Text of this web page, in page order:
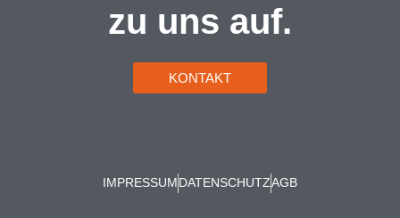
zu uns auf.
KONTAKT
IMPRESSUM DATENSCHUTZAGB